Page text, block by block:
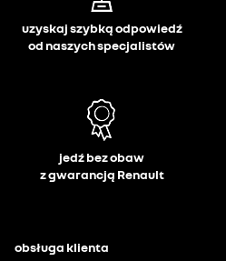
uzyskaj szybką odpowiedź
od naszych specjalistów
jedź bez obaw
z gwarancją Renault
obsługa klienta